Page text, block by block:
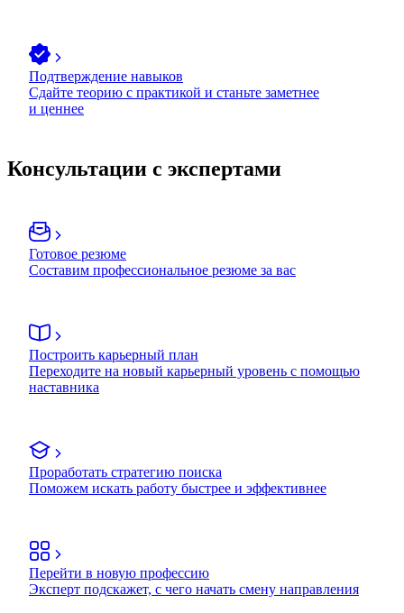
Подтверждение навыков
Сдайте теорию с практикой и станьте заметнее
и ценнее
Консультации с экспертами
Готовое резюме
Составим профессиональное резюме за вас
Построить карьерный план
Переходите на новый карьерный уровень с помощью
наставника
Проработать стратегию поиска
Поможем искать работу быстрее и эффективнее
Перейти в новую профессию
Эксперт подскажет, с чего начать смену направления